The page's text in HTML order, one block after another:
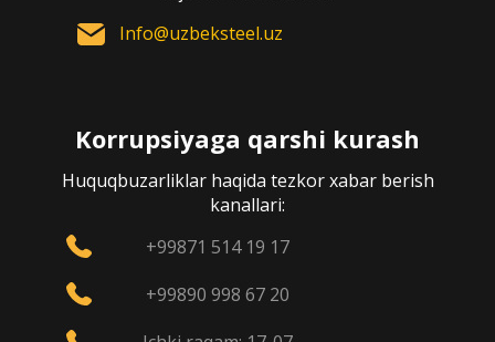
Info@uzbeksteel.uz
Korrupsiyaga qarshi kurash
Huquqbuzarliklar haqida tezkor xabar berish
kanallari:
+99871 514 19 17
+99890 998 67 20